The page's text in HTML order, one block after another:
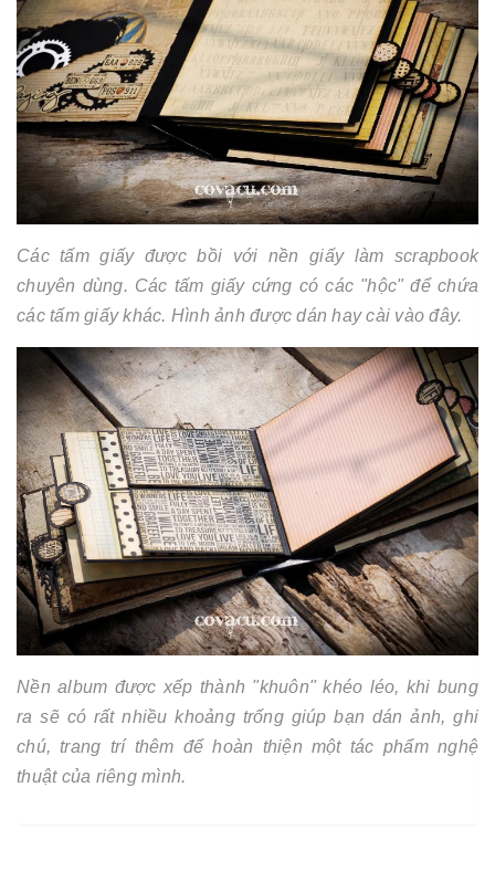
Các tấm giấy được bồi với nền giấy làm scrapbook
chuyên dùng. Các tấm giấy cứng có các "hộc" để chứa
các tấm giấy khác. Hình ảnh được dán hay cài vào đây.
Nền album được xếp thành "khuôn" khéo léo, khi bung
ra sẽ có rất nhiều khoảng trống giúp bạn dán ảnh, ghi
chú, trang trí thêm để hoàn thiện một tác phẩm nghệ
thuật của riêng mình.